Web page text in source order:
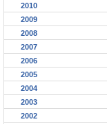
2010
2009
2008
2007
2006
2005
2004
2003
2002